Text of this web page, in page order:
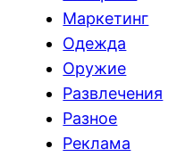
Маркетинг
Одежда
Оружие
Развлечения
Разное
Реклама